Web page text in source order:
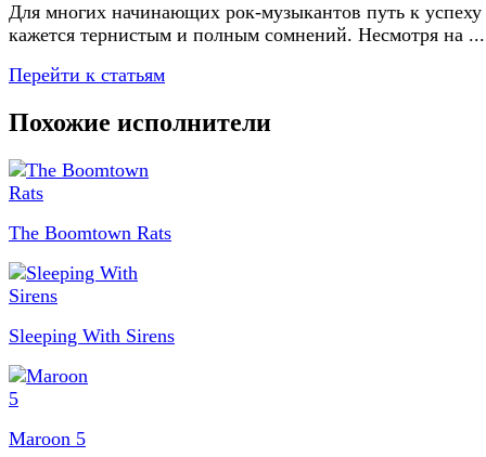
Для многих начинающих рок-музыкантов путь к успеху
кажется тернистым и полным сомнений. Несмотря на ...
Перейти к статьям
Похожие исполнители
The Boomtown Rats
Sleeping With Sirens
Maroon 5